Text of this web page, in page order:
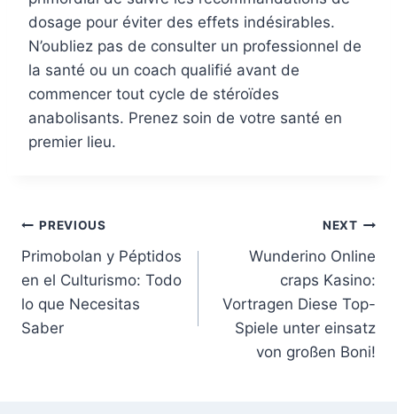
dosage pour éviter des effets indésirables.
N’oubliez pas de consulter un professionnel de
la santé ou un coach qualifié avant de
commencer tout cycle de stéroïdes
anabolisants. Prenez soin de votre santé en
premier lieu.
Post
navigation
PREVIOUS
Primobolan y Péptidos
en el Culturismo: Todo
lo que Necesitas
Saber
NEXT
Wunderino Online
craps Kasino:
Vortragen Diese Top-
Spiele unter einsatz
von großen Boni!